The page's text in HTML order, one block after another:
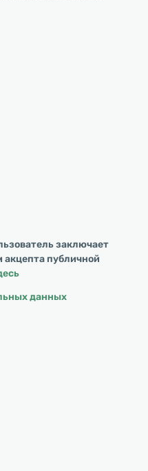
заключает
акцепта публичной
данных